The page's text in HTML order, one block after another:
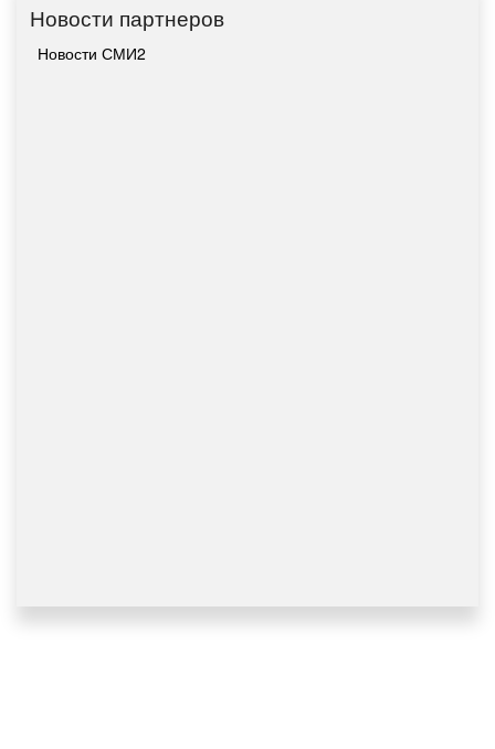
Новости партнеров
Новости СМИ2